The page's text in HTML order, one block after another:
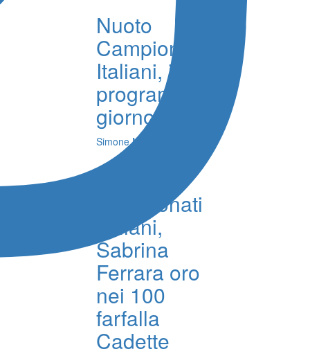
Nuoto
Campionati
Italiani, il
programma di
giorno 6
Simone Milioti
Campionati
Italiani,
Sabrina
Ferrara oro
nei 100
farfalla
Cadette